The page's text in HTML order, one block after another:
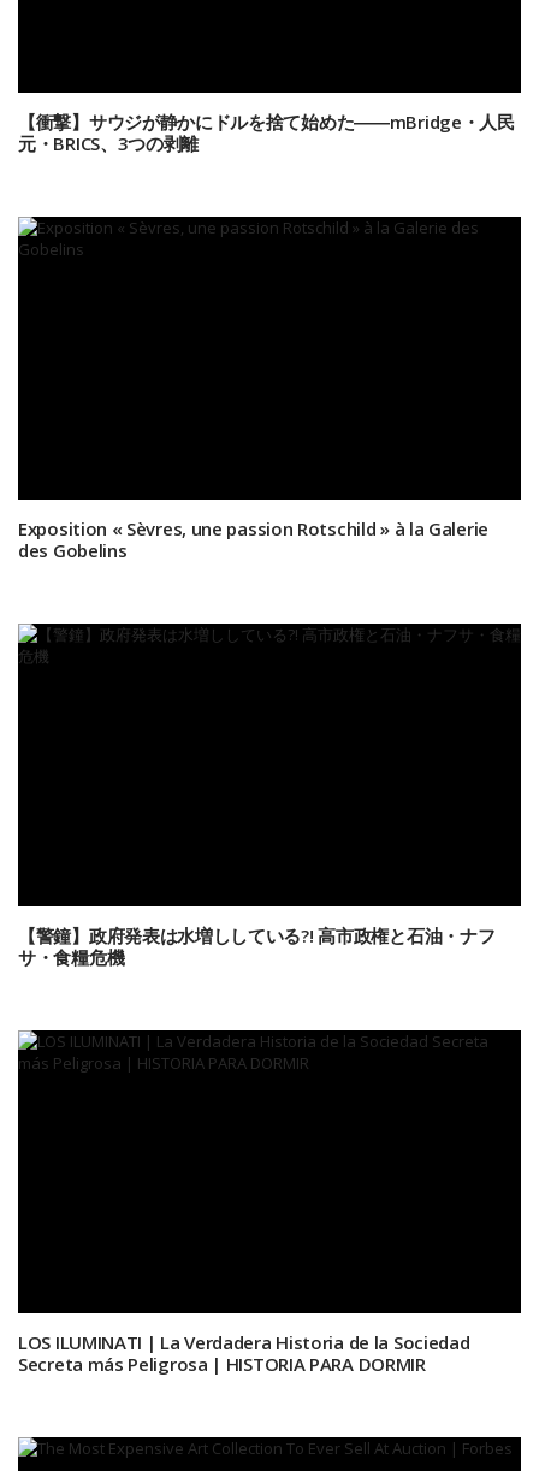
【衝撃】サウジが静かにドルを捨て始めた――mBridge・人民
元・BRICS、3つの剥離
Exposition « Sèvres, une passion Rotschild » à la Galerie
des Gobelins
【警鐘】政府発表は水増ししている?! 高市政権と石油・ナフ
サ・食糧危機
LOS ILUMINATI | La Verdadera Historia de la Sociedad
Secreta más Peligrosa | HISTORIA PARA DORMIR